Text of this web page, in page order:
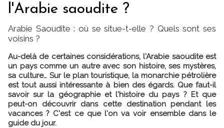
l'Arabie saoudite ?
Arabie Saoudite : où se situe-t-elle ? Quels sont ses
voisins ?
Au-delà de certaines considérations, l'Arabie saoudite est
un pays comme un autre avec son histoire, ses mystères,
sa culture… Sur le plan touristique, la monarchie pétrolière
est tout aussi intéressante à bien des égards. Que faut-il
savoir sur la géographie et l'histoire du pays ? Et que
peut-on découvrir dans cette destination pendant les
vacances ? C'est ce que l'on va voir ensemble dans le
guide du jour.